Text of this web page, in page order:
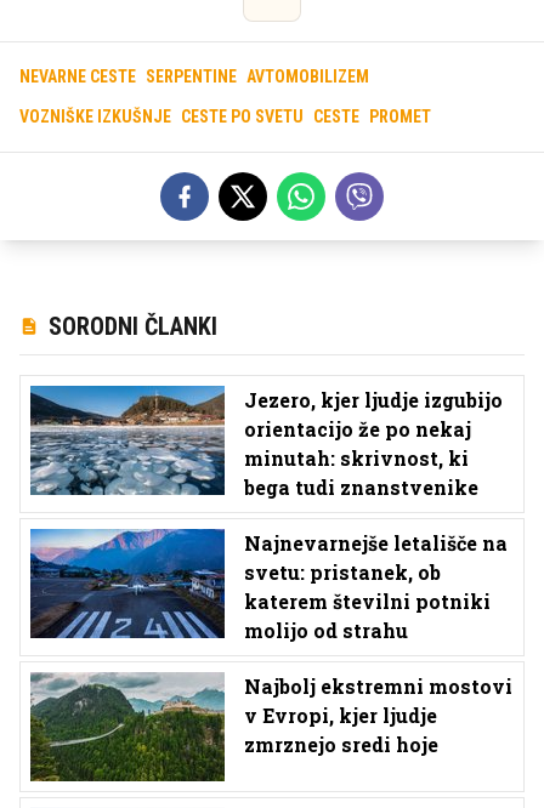
NEVARNE CESTE SERPENTINE AVTOMOBILIZEM
VOZNIŠKE IZKUŠNJE CESTE PO SVETU CESTE PROMET
SORODNI ČLANKI
Jezero, kjer ljudje izgubijo
orientacijo že po nekaj
minutah: skrivnost, ki
bega tudi znanstvenike
Najnevarnejše letališče na
svetu: pristanek, ob
katerem številni potniki
molijo od strahu
Najbolj ekstremni mostovi
v Evropi, kjer ljudje
zmrznejo sredi hoje